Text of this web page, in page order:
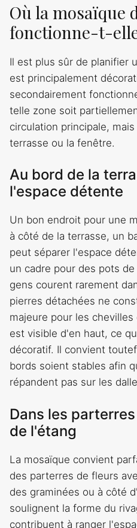
Où la mosaïque
fonctionne-t-
Il est plus sûr de planifier
est principalement
secondairement
telle zone soit
circulation principale,
terrasse ou la fenêtre.
Au bord de la
l'espace détente
Un bon endroit pour une
à côté de la terrasse, un
peut séparer l'espace
un cadre pour des pots
gens courent rarement
pierres détachées ne
majeure pour les
est visible d'en haut, ce
décoratif. Il convient
bords soient stables afin
répandent pas sur les
Dans les
de l'étang
La mosaïque convient
des parterres de fleurs
des graminées ou à côté
soulignent la forme du
contribuent à ranger